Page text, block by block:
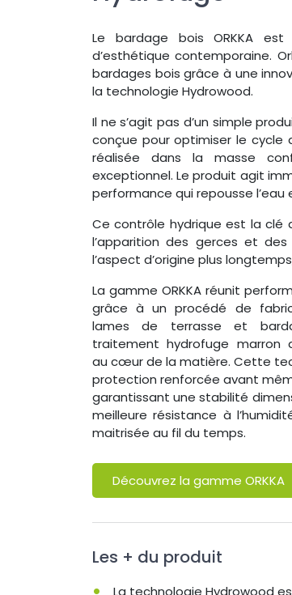
Le bardage bois ORKKA
d’esthétique contemporaine.
bardages bois grâce à une
la technologie Hydrowood.
Il ne s’agit pas d’un simple
conçue pour optimiser le cycle
réalisée dans la masse
exceptionnel. Le produit agit
performance qui repousse
Ce contrôle hydrique est la clé
l’apparition des gerces et
l’aspect d’origine plus
La gamme ORKKA réunit
grâce à un procédé de
lames de terrasse et
traitement hydrofuge marron
au cœur de la matière. Cette
protection renforcée avant
garantissant une stabilité
meilleure résistance à
maitrisée au fil du temps.
Découvrez la gamme ORKKA
Les + du produit
La technologie Hydrowood